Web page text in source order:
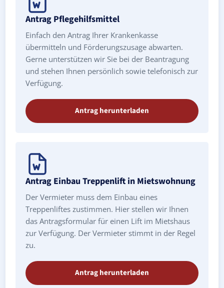
Antrag Pflegehilfsmittel
Einfach den Antrag Ihrer Krankenkasse
übermitteln und Förderungszusage abwarten.
Gerne unterstützen wir Sie bei der Beantragung
und stehen Ihnen persönlich sowie telefonisch zur
Verfügung.
Antrag herunterladen
Antrag Einbau Treppenlift in Mietswohnung
Der Vermieter muss dem Einbau eines
Treppenliftes zustimmen. Hier stellen wir Ihnen
das Antragsformular für einen Lift im Mietshaus
zur Verfügung. Der Vermieter stimmt in der Regel
zu.
Antrag herunterladen